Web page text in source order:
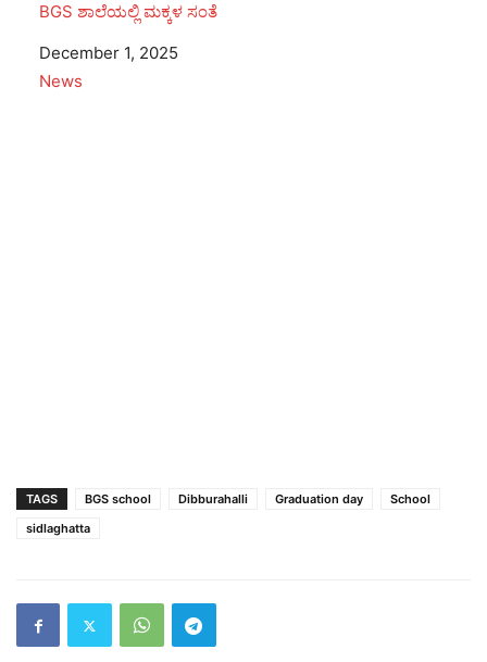
BGS ಶಾಲೆಯಲ್ಲಿ ಮಕ್ಕಳ ಸಂತೆ
Date
December 1, 2025
In relation to
News
TAGS BGS school Dibburahalli Graduation day
School
sidlaghatta